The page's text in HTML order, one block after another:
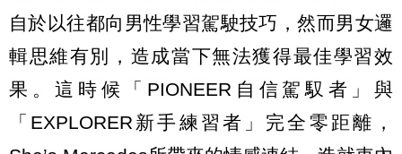
自於以往都向男性學習駕駛技巧，然而男女邏
輯思維有別，造成當下無法獲得最佳學習效
果。這時候「PIONEER自信駕馭者」與
「EXPLORER新手練習者」完全零距離，